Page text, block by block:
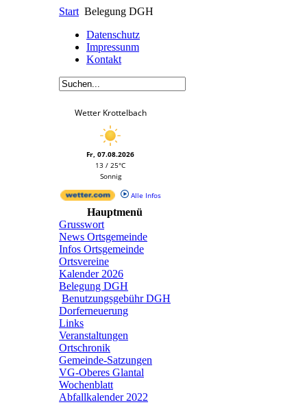
Start Belegung DGH
Datenschutz
Impressunm
Kontakt
Wetter Krottelbach
Fr, 07.08.2026
13 / 25°C
Sonnig
Alle Infos
Hauptmenü
Grusswort
News Ortsgemeinde
Infos Ortsgemeinde
Ortsvereine
Kalender 2026
Belegung DGH
Benutzungsgebühr DGH
Dorferneuerung
Links
Veranstaltungen
Ortschronik
Gemeinde-Satzungen
VG-Oberes Glantal
Wochenblatt
Abfallkalender 2022